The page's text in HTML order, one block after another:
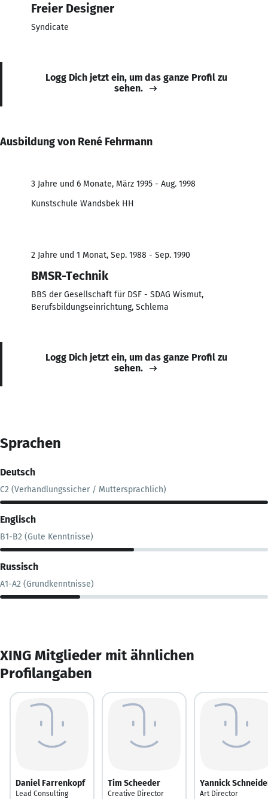
Freier Designer
Syndicate
Logg Dich jetzt ein, um das ganze Profil zu
sehen.
Ausbildung von René Fehrmann
3 Jahre und 6 Monate, März 1995 - Aug. 1998
Kunstschule Wandsbek HH
2 Jahre und 1 Monat, Sep. 1988 - Sep. 1990
BMSR-Technik
BBS der Gesellschaft für DSF - SDAG Wismut,
Berufsbildungseinrichtung, Schlema
Logg Dich jetzt ein, um das ganze Profil zu
sehen.
Sprachen
Deutsch
C2 (Verhandlungssicher / Muttersprachlich)
Englisch
B1-B2 (Gute Kenntnisse)
Russisch
A1-A2 (Grundkenntnisse)
XING Mitglieder mit ähnlichen
Profilangaben
Daniel Farrenkopf
Lead Consulting
Tim Scheeder
Creative Director
Yannick
Art Director